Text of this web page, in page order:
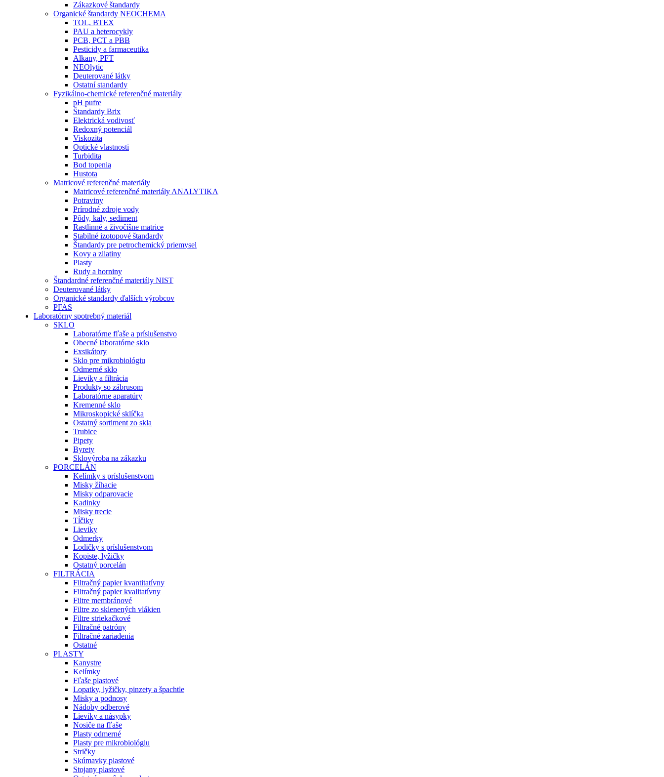
Zákazkové štandardy
Organické štandardy NEOCHEMA
TOL, BTEX
PAU a heterocykly
PCB, PCT a PBB
Pesticidy a farmaceutika
Alkany, PFT
NEOlytic
Deuterované látky
Ostatní standardy
Fyzikálno-chemické referenčné materiály
pH pufre
Štandardy Brix
Elektrická vodivosť
Redoxný potenciál
Viskozita
Optické vlastnosti
Turbidita
Bod topenia
Hustota
Matricové referenčné materiály
Matricové referenčné materiály ANALYTIKA
Potraviny
Prírodné zdroje vody
Pôdy, kaly, sediment
Rastlinné a živočíšne matrice
Stabilné izotopové štandardy
Štandardy pre petrochemický priemysel
Kovy a zliatiny
Plasty
Rudy a horniny
Štandardné referenčné materiály NIST
Deuterované látky
Organické standardy ďalších výrobcov
PFAS
Laboratórny spotrebný materiál
SKLO
Laboratórne fľaše a príslušenstvo
Obecné laboratórne sklo
Exsikátory
Sklo pre mikrobiológiu
Odmerné sklo
Lieviky a filtrácia
Produkty so zábrusom
Laboratórne aparatúry
Kremenné sklo
Mikroskopické sklíčka
Ostatný sortiment zo skla
Trubice
Pipety
Byrety
Sklovýroba na zákazku
PORCELÁN
Kelímky s príslušenstvom
Misky žíhacie
Misky odparovacie
Kadinky
Misky trecie
Tĺčiky
Lieviky
Odmerky
Lodičky s príslušenstvom
Kopiste, lyžičky
Ostatný porcelán
FILTRÁCIA
Filtračný papier kvantitatívny
Filtračný papier kvalitatívny
Filtre membránové
Filtre zo sklenených vlákien
Filtre striekačkové
Filtračné patróny
Filtračné zariadenia
Ostatné
PLASTY
Kanystre
Kelímky
Fľaše plastové
Lopatky, lyžičky, pinzety a špachtle
Misky a podnosy
Nádoby odberové
Lieviky a násypky
Nosiče na fľaše
Plasty odmerné
Plasty pre mikrobiológiu
Stričky
Skúmavky plastové
Stojany plastové